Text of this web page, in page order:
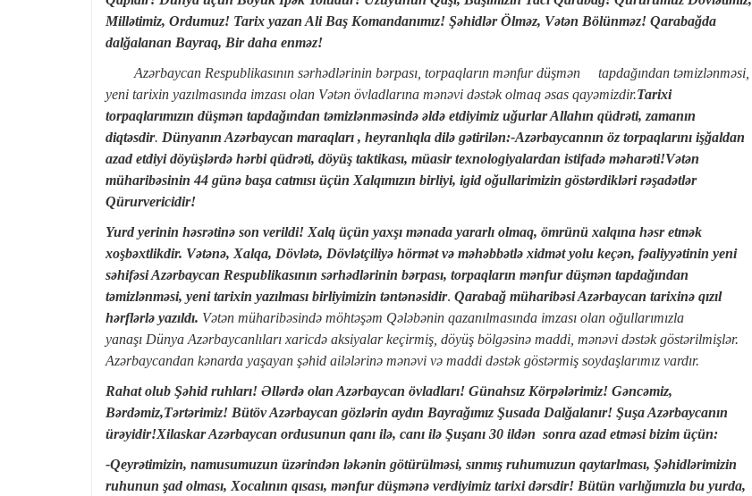
Millətimiz, Ordumuz! Tarix yazan Ali Baş Komandanımız! Şəhidlər Ölməz, Vətən Bölünməz! Qarabağda
dalğalanan Bayraq, Bir daha enməz!
Azərbaycan Respublikasının sərhədlərinin bərpası, torpaqların mənfur düşmən tapdağından təmizlənməsi,
yeni tarixin yazılmasında imzası olan Vətən övladlarına mənəvi dəstək olmaq əsas qayəmizdir.Tarixi
torpaqlarımızın düşmən tapdağından təmizlənməsində əldə etdiyimiz uğurlar Allahın qüdrəti, zamanın
diqtəsdir. Dünyanın Azərbaycan maraqları , heyranlıqla dilə gətirilən:-Azərbaycannın öz torpaqlarını işğaldan
azad etdiyi döyüşlərdə hərbi qüdrəti, döyüş taktikası, müasir texnologiyalardan istifadə məharəti!Vətən
müharibəsinin 44 günə başa catmısı üçün Xalqımızın birliyi, igid oğullarimizin göstərdikləri rəşadətlər
Qürurvericidir!
Yurd yerinin həsrətinə son verildi! Xalq üçün yaxşı mənada yararlı olmaq, ömrünü xalqına həsr etmək
xoşbəxtlikdir. Vətənə, Xalqa, Dövlətə, Dövlətçiliyə hörmət və məhəbbətlə xidmət yolu keçən, fəaliyyətinin yeni
səhifəsi Azərbaycan Respublikasının sərhədlərinin bərpası, torpaqların mənfur düşmən tapdağından
təmizlənməsi, yeni tarixin yazılması birliyimizin təntənəsidir. Qarabağ müharibəsi Azərbaycan tarixinə qızıl
hərflərlə yazıldı. Vətən müharibəsində möhtəşəm Qələbənin qazanılmasında imzası olan oğullarımızla
yanaşı Dünya Azərbaycanlıları xaricdə aksiyalar keçirmiş, döyüş bölgəsinə maddi, mənəvi dəstək göstərilmişlər.
Azərbaycandan kənarda yaşayan şəhid ailələrinə mənəvi və maddi dəstək göstərmiş soydaşlarımız vardır.
Rahat olub Şəhid ruhları! Əllərdə olan Azərbaycan övladları! Günahsız Körpələrimiz! Gəncəmiz,
Bərdəmiz,Tərtərimiz! Bütöv Azərbaycan gözlərin aydın Bayrağımız Şusada Dalğalanır! Şuşa Azərbaycanın
ürəyidir!Xilaskar Azərbaycan ordusunun qanı ilə, canı ilə Şuşanı 30 ildən sonra azad etməsi bizim üçün:
-Qeyrətimizin, namusumuzun üzərindən ləkənin götürülməsi, sınmış ruhumuzun qaytarlması, Şəhidlərimizin
ruhunun şad olması, Xocalının qısası, mənfur düşmənə verdiyimiz tarixi dərsdir! Bütün varlığımızla bu yurda,